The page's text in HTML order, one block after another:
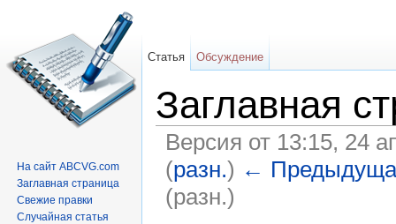
Заглавная
Версия от 13:15, 24
(разн.) ←
(разн.)
Статья Обсуждение
На сайт ABCVG.com
Заглавная страница
Свежие правки
Случайная статья